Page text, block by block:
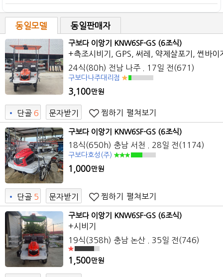
동일모델 동일판매자
구보다 이앙기 KNW6SF-GS (6조식)
+측조시비기, GPS, 써레, 약제살포기, 썬바이
24식(80h) 전남 나주 . 17일 전(671)
구보다나주대리점
3,100만원
• 단골 6 문자받기 찜하기 펼쳐보기
구보다 이앙기 KNW6SF-GS (6조식)
18식(650h) 충남 서천 . 28일 전(1174)
구보다호성(주)
1,000만원
• 단골 5
0
문자받기 찜하기 펼쳐보기
구보다 이앙기 KNW6SF-GS (6조식)
+시비기
19식(358h) 충남 논산 . 35일 전(746)
1,500만원